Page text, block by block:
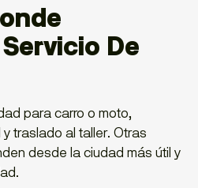
De
para carro o moto,
traslado al taller. Otras
desde la ciudad más útil y